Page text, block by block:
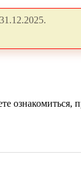
ознакомиться,